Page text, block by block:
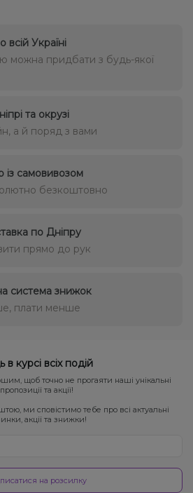
Україні
можна придбати з будь-якої
та окрузі
а й поряд з вами
із самовивозом
безкоштовно
по Дніпру
прямо до рук
система знижок
плати менше
в курсі всіх подій
щоб точно не прогаяти наші унікальні
пропозиції та акції!
ми сповістимо тебе про всі актуальні
акції та знижки!
на розсилку